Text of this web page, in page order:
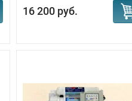
16 200 руб.